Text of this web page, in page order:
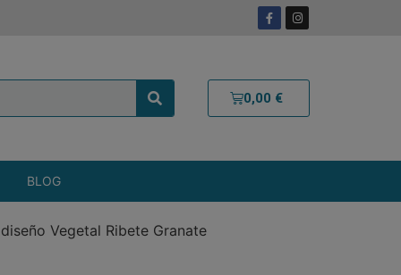
0,00 €
BLOG
Vegetal Ribete Granate